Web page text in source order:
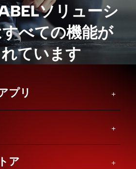
ソリューシ
べての機能が
ています
プリ
ア